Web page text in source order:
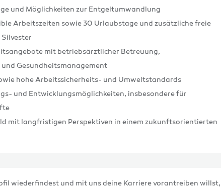
und Möglichkeiten zur Entgeltumwandlung
Arbeitszeiten sowie 30 Urlaubstage und zusätzliche freie
Silvester
mit betriebsärztlicher Betreuung,
Gesundheitsmanagement
hohe Arbeitssicherheits- und Umweltstandards
und Entwicklungsmöglichkeiten, insbesondere für
mit langfristigen Perspektiven in einem zukunftsorientierten
wiederfindest und mit uns deine Karriere vorantreiben willst,